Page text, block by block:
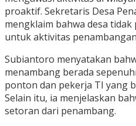
proaktif. Sekretaris Desa
mengklaim bahwa desa
untuk aktivitas
Subiantoro menyatakan
menambang berada
ponton dan pekerja TI yang
Selain itu, ia menjelaskan
setoran dari penambang.